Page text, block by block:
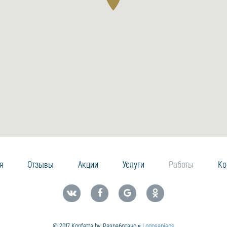
Отзывы Акции Услуги Работы